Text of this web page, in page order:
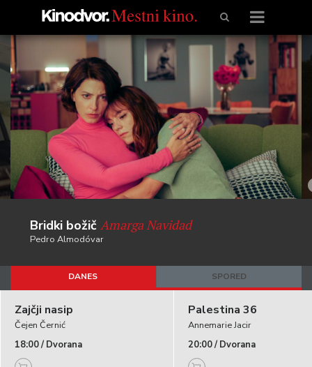
Bridki božič Amarga Navidad
Pedro Almodóvar
DANES SPORED
Zajčji nasip
Čejen Černić
18:00 / Dvorana
Palestina 36
Annemarie Jacir
20:00 / Dvorana